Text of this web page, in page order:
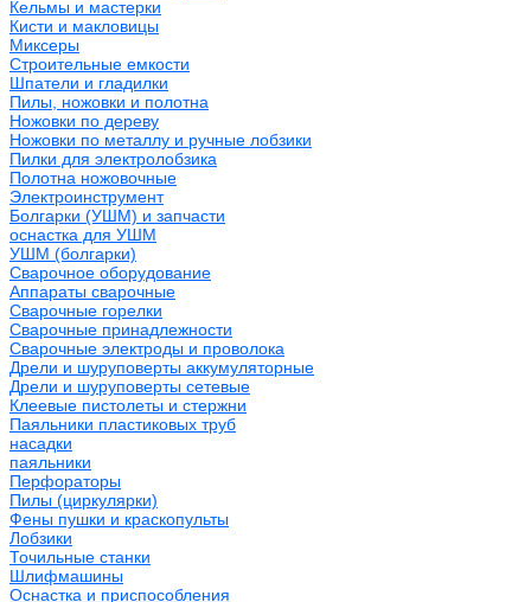
Кельмы и мастерки
Кисти и макловицы
Миксеры
Строительные емкости
Шпатели и гладилки
Пилы, ножовки и полотна
Ножовки по дереву
Ножовки по металлу и ручные лобзики
Пилки для электролобзика
Полотна ножовочные
Электроинструмент
Болгарки (УШМ) и запчасти
оснастка для УШМ
УШМ (болгарки)
Сварочное оборудование
Аппараты сварочные
Сварочные горелки
Сварочные принадлежности
Сварочные электроды и проволока
Дрели и шуруповерты аккумуляторные
Дрели и шуруповерты сетевые
Клеевые пистолеты и стержни
Паяльники пластиковых труб
насадки
паяльники
Перфораторы
Пилы (циркулярки)
Фены пушки и краскопульты
Лобзики
Точильные станки
Шлифмашины
Оснастка и приспособления